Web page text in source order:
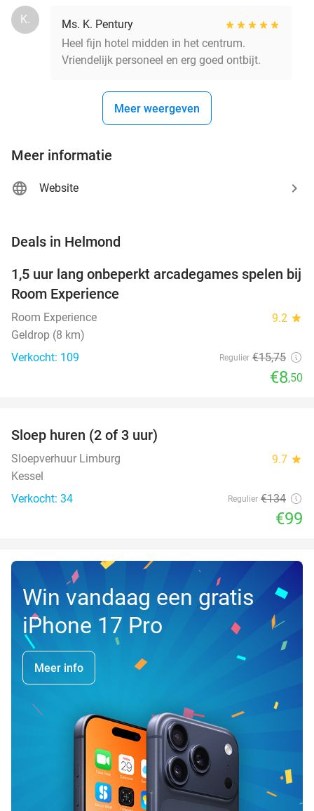
K.
Ms. K. Pentury
Heel fijn hotel midden in het centrum.
Vriendelijk personeel en erg goed ontbijt.
Meer weergeven
Meer informatie
Website
Deals in Helmond
46%
1,5 uur lang onbeperkt arcadegames spelen bij
Room Experience
Room Experience 9.2 star
Geldrop (8 km)
Verkocht: 109
Regulier €15,75
€8,50
NEW
TODAY
Sloep huren (2 of 3 uur)
Sloepverhuur Limburg 9.7 star
Kessel
Verkocht: 34
Regulier €134
€99
Win vandaag een gratis
iPhone 17 Pro
Meer info